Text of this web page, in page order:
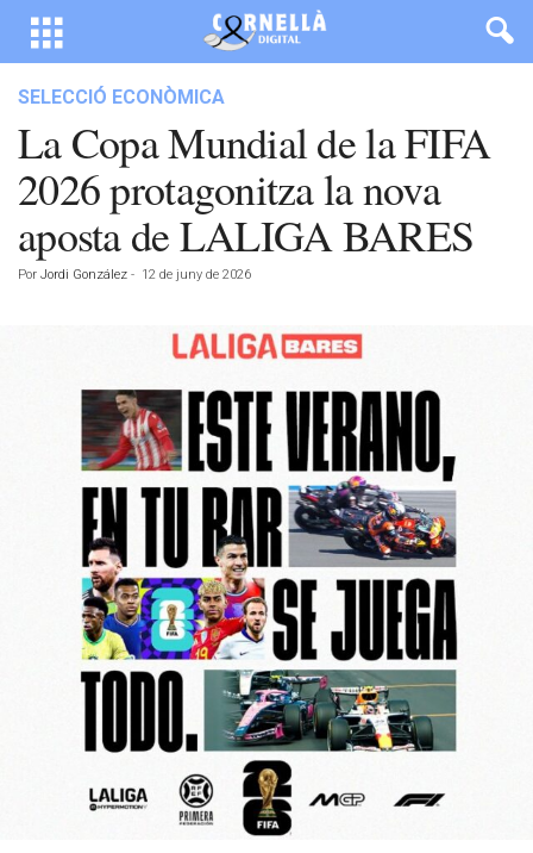
SELECCIÓ ECONÒMICA
La Copa Mundial de la FIFA
2026 protagonitza la nova
aposta de LALIGA BARES
Por Jordi González - 12 de juny de 2026